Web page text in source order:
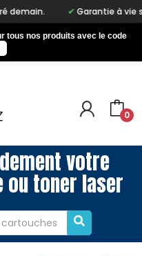
Garantie à vie sur
tous nos produits avec le code
0
votre
toner laser